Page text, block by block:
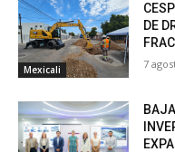
Mexicali
DE
7